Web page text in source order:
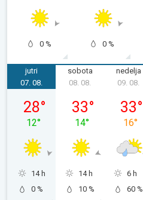
0 % 0 %
jutri
petek, 07. 08.
07. 08.
28°
12°
14 h
0 %
sobota
08. 08.
33°
14°
14 h
10 %
nedelja
09. 08.
33°
16°
6 h
60 %